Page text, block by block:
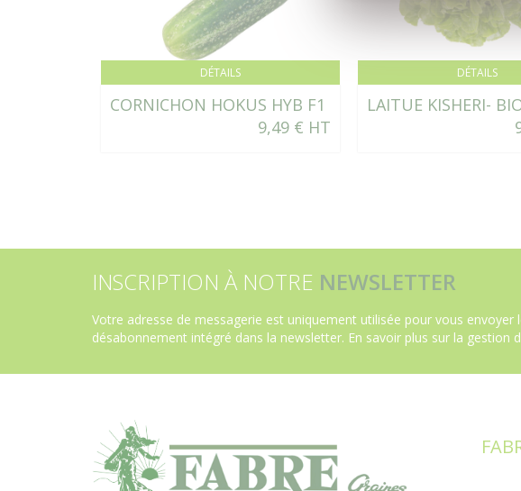
DÉTAILS
CORNICHON HOKUS HYB F1
9,49 € HT
DÉTAILS
LAITUE KISHERI-
INSCRIPTION À NOTRE NEWSLETTER
Votre adresse de messagerie est uniquement utilisée pour vous
désabonnement intégré dans la newsletter. En savoir plus sur la gestion